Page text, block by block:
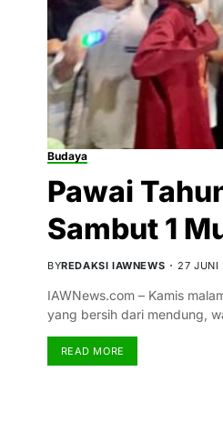
Budaya
Pawai
Sambut 1
BYREDAKSI IAWNEWS 27 JUNI
IAWNews.com – Kamis
yang bersih dari mendung,
READ MORE